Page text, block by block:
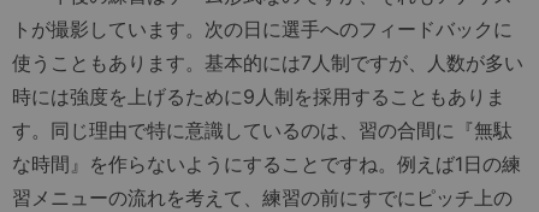
トが撮影しています。次の日に選手へのフィードバックに
使うこともあります。基本的には7人制ですが、人数が多い
時には強度を上げるために9人制を採用することもありま
す。同じ理由で特に意識しているのは、習の合間に『無駄
な時間』を作らないようにすることですね。例えば1日の練
習メニューの流れを考えて、練習の前にすでにピッチ上の